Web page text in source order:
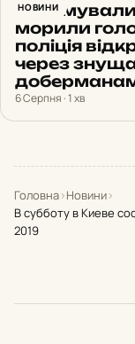
НОВИНИ
Утримували
морили
поліція
через
6 Серпня · 1 хв
Головна›Новини›
В субботу в Киеве
2019